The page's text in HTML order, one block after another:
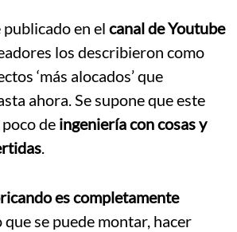
en el canal de Youtube
los describieron como
‘más alocados’ que
ahora. Se supone que este
de ingeniería con cosas y
.
es completamente
se puede montar, hacer